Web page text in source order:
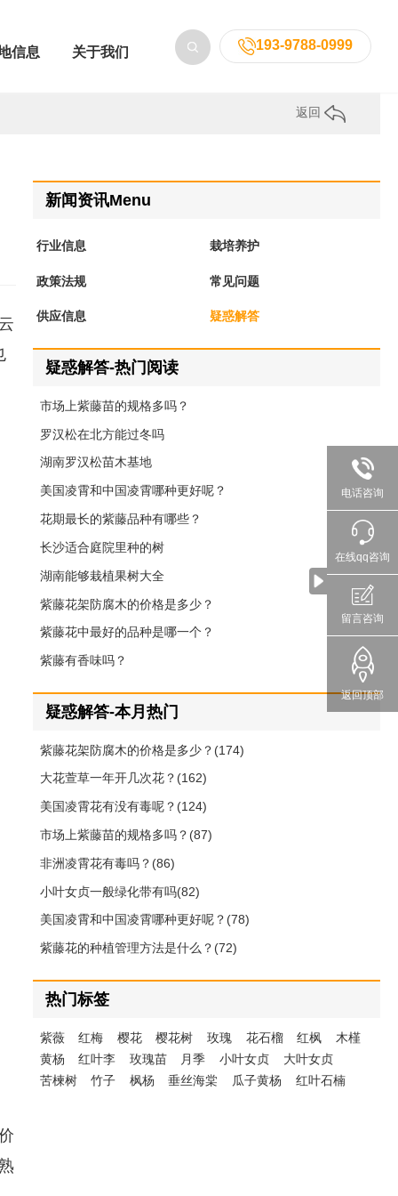
193-9788-0999
信息 关于我们
电话咨询
在线qq咨询
留言咨询
返回顶部
返回
新闻资讯Menu
行业信息 栽培养护
政策法规 常见问题
供应信息 疑惑解答
疑惑解答-热门阅读
市场上紫藤苗的规格多吗？
罗汉松在北方能过冬吗
湖南罗汉松苗木基地
美国凌霄和中国凌霄哪种更好呢？
花期最长的紫藤品种有哪些？
长沙适合庭院里种的树
湖南能够栽植果树大全
紫藤花架防腐木的价格是多少？
紫藤花中最好的品种是哪一个？
紫藤有香味吗？
疑惑解答-本月热门
紫藤花架防腐木的价格是多少？(174)
大花萱草一年开几次花？(162)
美国凌霄花有没有毒呢？(124)
市场上紫藤苗的规格多吗？(87)
非洲凌霄花有毒吗？(86)
小叶女贞一般绿化带有吗(82)
美国凌霄和中国凌霄哪种更好呢？(78)
紫藤花的种植管理方法是什么？(72)
热门标签
紫薇 红梅 樱花 樱花树 玫瑰 花石榴 红枫
木槿
黄杨
红叶李 玫瑰苗 月季 小叶女贞
大叶女贞
苦楝树
竹子 枫杨 垂丝海棠 瓜子黄杨 红叶石楠